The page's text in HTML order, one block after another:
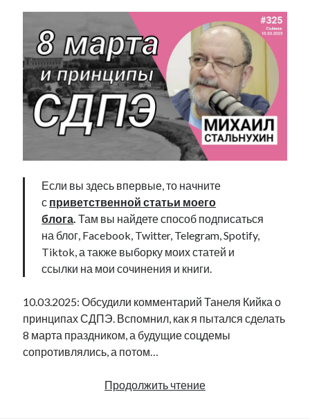
Если вы здесь впервые, то начните
с приветственной статьи моего
блога Там вы найдете способ подписаться
на блог, Facebook, Twitter, Telegram, Spotify,
Tiktok, а также выборку моих статей и
ссылки на мои сочинения и книги.
10.03.2025: Обсудили комментарий Танеля Кийка о
принципах СДПЭ. Вспомнил, как я пытался сделать
8 марта праздником, а будущие соцдемы
сопротивлялись, а потом…
Продолжить чтение8